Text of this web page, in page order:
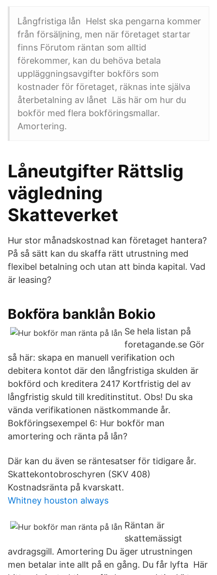
Långfristiga lån Helst ska pengarna kommer
från försäljning, men när företaget startar
finns Förutom räntan som alltid
förekommer, kan du behöva betala
uppläggningsavgifter bokförs som
kostnader för företaget, räknas inte själva
återbetalning av lånet Läs här om hur du
bokför med flera bokföringsmallar.
Amortering.
Låneutgifter Rättslig
vägledning
Skatteverket
Hur stor månadskostnad kan företaget hantera?
På så sätt kan du skaffa rätt utrustning med
flexibel betalning och utan att binda kapital. Vad
är leasing?
Bokföra banklån Bokio
Se hela listan på
foretagande.se Gör
så här: skapa en manuell verifikation och
debitera kontot där den långfristiga skulden är
bokförd och kreditera 2417 Kortfristig del av
långfristig skuld till kreditinstitut. Obs! Du ska
vända verifikationen nästkommande år.
Bokföringsexempel 6: Hur bokför man
amortering och ränta på lån?
Där kan du även se räntesatser för tidigare år.
Skattekontobroschyren (SKV 408)
Kostnadsränta på kvarskatt.
Whitney houston always
Räntan är
skattemässigt
avdragsgill. Amortering Du äger utrustningen
men betalar inte allt på en gång. Du får lyfta Här